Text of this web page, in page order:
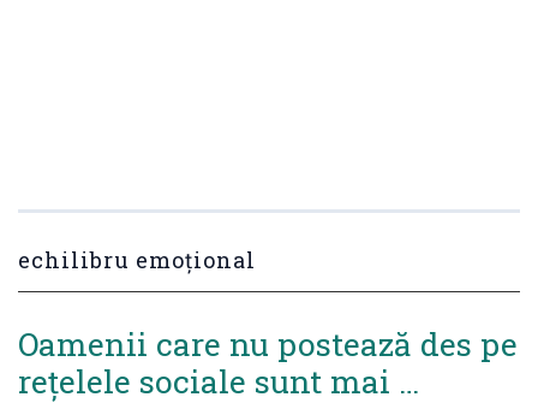
echilibru emoțional
Oamenii care nu postează des pe
rețelele sociale sunt mai …